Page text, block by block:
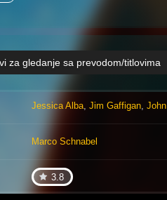
za gledanje sa prevodom/titlovima
Jessica Alba, Jim Gaffigan,
Marco Schnabel
3.8